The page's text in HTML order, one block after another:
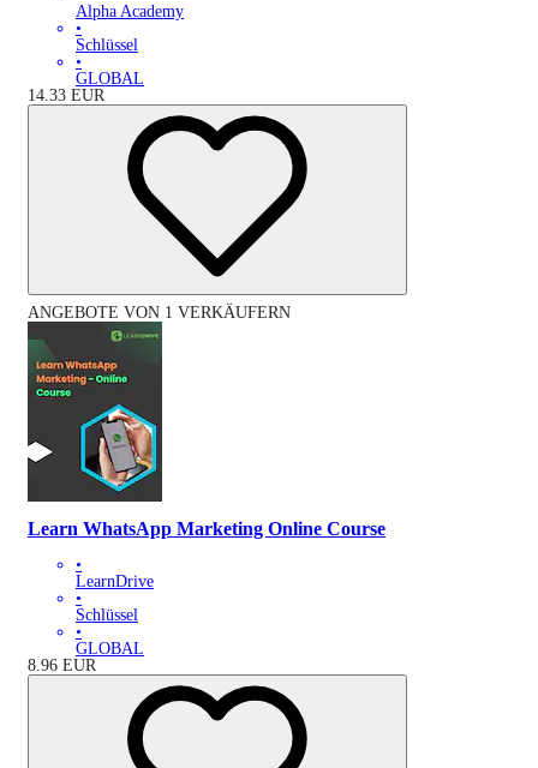
Alpha Academy
•
Schlüssel
•
GLOBAL
14.33 EUR
ANGEBOTE VON 1 VERKÄUFERN
Learn WhatsApp Marketing Online Course
•
LearnDrive
•
Schlüssel
•
GLOBAL
8.96 EUR